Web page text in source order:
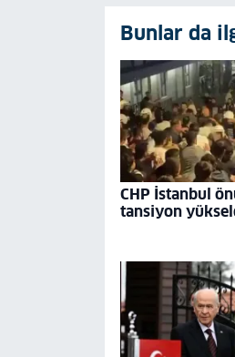
Bunlar da
CHP İstanbul
tansiyon